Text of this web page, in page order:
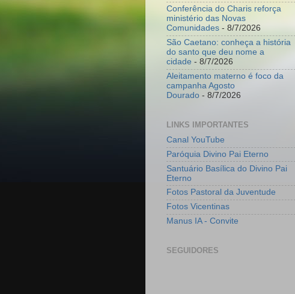
Conferência do Charis reforça
ministério das Novas
Comunidades - 8/7/2026
São Caetano: conheça a história
do santo que deu nome a
cidade - 8/7/2026
Aleitamento materno é foco da
campanha Agosto
Dourado - 8/7/2026
LINKS IMPORTANTES
Canal YouTube
Paróquia Divino Pai Eterno
Santuário Basílica do Divino Pai
Eterno
Fotos Pastoral da Juventude
Fotos Vicentinas
Manus IA - Convite
SEGUIDORES